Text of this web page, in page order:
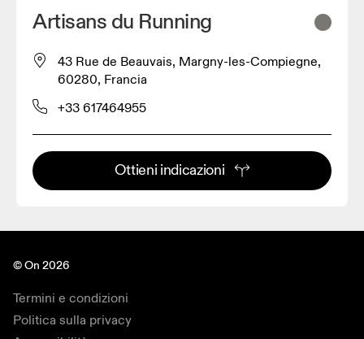
Artisans du Running
43 Rue de Beauvais, Margny-les-Compiegne,
60280, Francia
+33 617464955
Ottieni indicazioni
© On 2026
Termini e condizioni
Politica sulla privacy